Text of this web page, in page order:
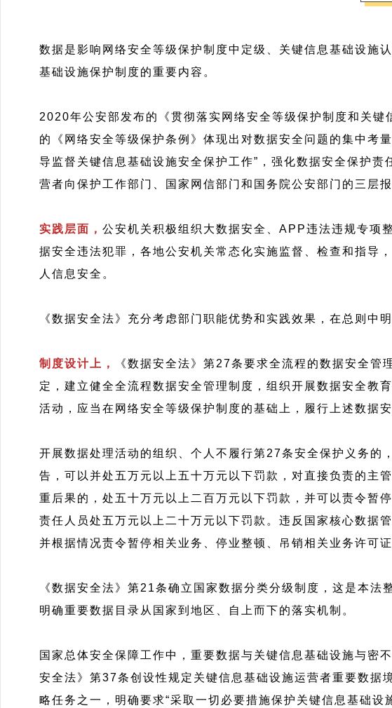
数据是影响网络安全等级保护制度中定级、关键信息基础设施
基础设施保护制度的重要内容。
2020年公安部发布的《贯彻落实网络安全等级保护制度和关
的《网络安全等级保护条例》体现出对数据安全问题的集中考
导监督关键信息基础设施安全保护工作”，强化数据安全保护
营者向保护工作部门、国家网信部门和国务院公安部门的三层报
实践层面， 公安机关积极组织大数据安全、APP违法违规专项
据安全违法犯罪，各地公安机关常态化实施监督、检查和指导
人信息安全。
《数据安全法》充分考虑部门职能优势和实践效果，在总则中
制度设计上，
《数据安全法》第27条要求全流程的数据安全
定，建立健全全流程数据安全管理制度，组织开展数据安全教
活动，应当在网络安全等级保护制度的基础上，履行上述数据
开展数据处理活动的组织、个人不履行第27条安全保护义务的
告，可以并处五万元以上五十万元以下罚款，对直接负责的主
重后果的，处五十万元以上二百万元以下罚款，并可以责令暂
责任人员处五万元以上二十万元以下罚款。违反国家核心数据
并根据情况责令暂停相关业务、停业整顿、吊销相关业务许可
《数据安全法》第21条确立国家数据分类分级制度，这是本
明确重要数据目录从国家到地区、自上而下的落实机制。
国家总体安全保障工作中，重要数据与关键信息基础设施与密
安全法》第37条创设性规定关键信息基础设施运营者重要数据
略任务之一，明确要求“采取一切必要措施保护关键信息基础设